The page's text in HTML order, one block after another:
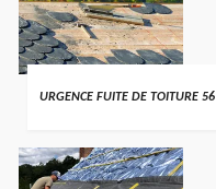
>
URGENCE FUITE DE TOITURE 56